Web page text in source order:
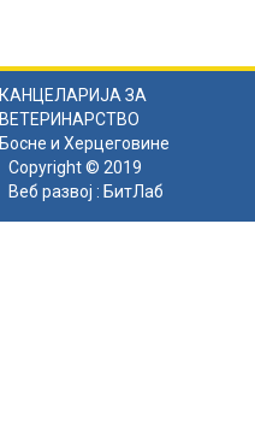
КАНЦЕЛАРИЈА ЗА
ВЕТЕРИНАРСТВО
Босне и Херцеговине
Copyright © 2019
Веб развој : БитЛаб